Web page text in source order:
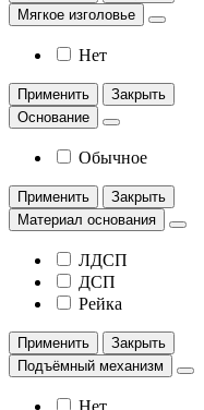
Мягкое изголовье
Нет
Применить
Закрыть
Основание
Обычное
Применить
Закрыть
Материал основания
ЛДСП
ДСП
Рейка
Применить
Закрыть
Подъёмный механизм
Нет